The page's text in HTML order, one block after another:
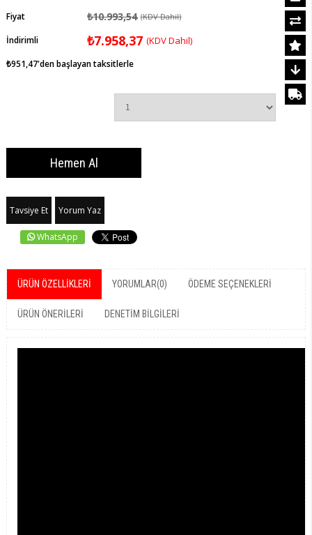
Fiyat
₺10.993,54 (KDV Dahil)
İndirimli ₺7.958,37 (KDV Dahil)
₺951,47'den başlayan taksitlerle
Tavsiye Et Yorum Yaz
WhatsApp
ÜRÜN ÖZELLIKLERI YORUMLAR(0) ÖDEME SEÇENEKLERI
ÜRÜN ÖNERILERI DENETIM BILGILERI